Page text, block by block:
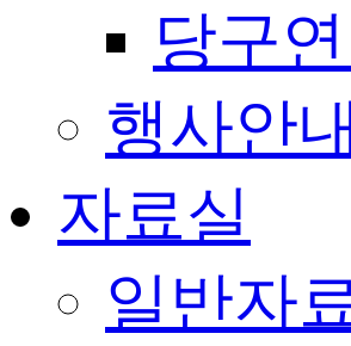
당구
행사안
자료실
일반자